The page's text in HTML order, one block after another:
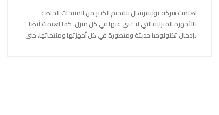
اهتمت شركة يونيفرسال بتقديم الكثير من المنتجات الخاصة
بالأجهزة المنزلية التي لا غنى عنها في كل منزل، كما اهتمت أيضا
بإدخال تكنولوجيا حديثة ومتطورة في كل أجهزتها ومنتجاتها، حتى